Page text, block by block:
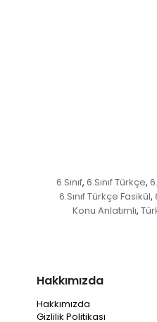
6.Sınıf, 6.Sınıf Türkçe,
6.Sınıf Türkçe Fasikül,
Konu Anlatımlı,
Hakkımızda
Hakkımızda
Gizlilik Politikası